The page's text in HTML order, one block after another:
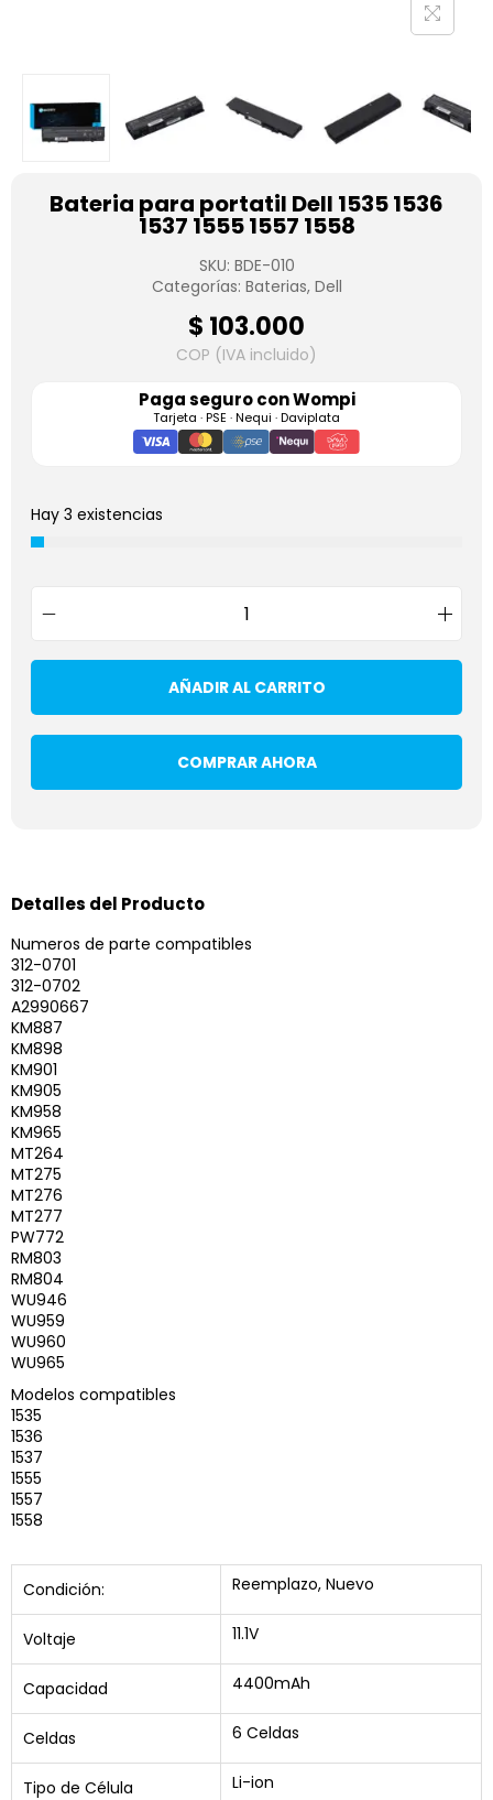
Bateria para portatil Dell 1535 1536
1537 1555 1557 1558
SKU: BDE-010
Categorías: Baterias, Dell
$ 103.000
COP (IVA incluido)
Paga seguro conWompi
Tarjeta · PSE · Nequi · Daviplata
Hay 3 existencias
AÑADIR AL CARRITO
COMPRAR AHORA
Detalles del Producto
Numeros de parte compatibles
312-0701
312-0702
A2990667
KM887
KM898
KM901
KM905
KM958
KM965
MT264
MT275
MT276
MT277
PW772
RM803
RM804
WU946
WU959
WU960
WU965
Modelos compatibles
1535
1536
1537
1555
1557
1558
Condición: Reemplazo, Nuevo
Voltaje 11.1V
Capacidad 4400mAh
Celdas 6 Celdas
Tipo de Célula Li-ion